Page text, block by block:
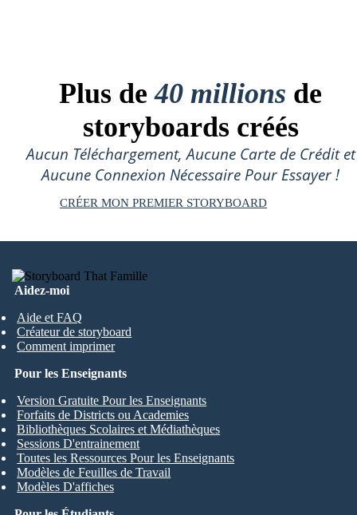
Plus de40 millions de
storyboards créés
Aucun Téléchargement, Aucune Carte de Crédit et
Aucune Connexion Nécessaire Pour Essayer !
CRÉER MON PREMIER STORYBOARD
Aidez-moi
Aide et FAQ
Créateur de storyboard
Comment imprimer
Pour les Enseignants
Version Gratuite Pour les Enseignants
Forfaits de Districts ou Academies
Bibliothèques Scolaires et Médiathèques
Sessions D'entrainement
Toutes les Ressources Pour les Enseignants
Modèles de Feuilles de Travail
Modèles D'affiches